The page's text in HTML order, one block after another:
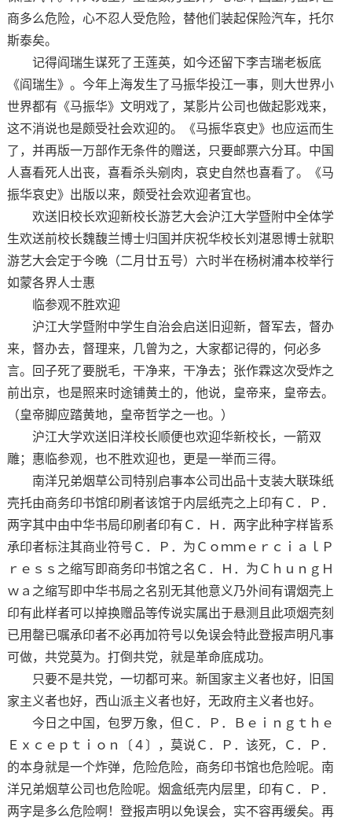
商多么危险，心不忍人受危险，替他们装起保险汽车，托尔
斯泰矣。
记得阎瑞生谋死了王莲英，如今还留下李吉瑞老板底
《阎瑞生》。今年上海发生了马振华投江一事，则大世界小
世界都有《马振华》文明戏了，某影片公司也做起影戏来，
这不消说也是颇受社会欢迎的。《马振华哀史》也应运而生
了，并再版一万部作无条件的赠送，只要邮票六分耳。中国
人喜看死人出丧，喜看杀头剜肉，哀史自然也喜看了。《马
振华哀史》出版以来，颇受社会欢迎者宜也。
欢送旧校长欢迎新校长游艺大会沪江大学暨附中全体学
生欢送前校长魏馥兰博士归国并庆祝华校长刘湛恩博士就职
游艺大会定于今晚（二月廿五号）六时半在杨树浦本校举行
如蒙各界人士惠
临参观不胜欢迎
沪江大学暨附中学生自治会启送旧迎新，督军去，督办
来，督办去，督理来，几曾为之，大家都记得的，何必多
言。回子死了要脱毛，干净来，干净去；张作霖这次受炸之
前出京，也是照来时途铺黄土的，他说，皇帝来，皇帝去。
（皇帝脚应踏黄地，皇帝哲学之一也。）
沪江大学欢送旧洋校长顺便也欢迎华新校长，一箭双
雕；惠临参观，也不胜欢迎也，更是一举而三得。
南洋兄弟烟草公司特别启事本公司出品十支装大联珠纸
壳托由商务印书馆印刷者该馆于内层纸壳之上印有Ｃ．Ｐ．
两字其中由中华书局印刷者印有Ｃ．Ｈ．两字此种字样皆系
承印者标注其商业符号Ｃ．Ｐ．为ＣｏｍｍｅｒｃｉａｌＰ
ｒｅｓｓ之缩写即商务印书馆之名Ｃ．Ｈ．为ＣｈｕｎｇＨ
ｗａ之缩写即中华书局之名别无其他意义乃外间有谓烟壳上
印有此样者可以掉换赠品等传说实属出于悬测且此项烟壳刻
已用罄已嘱承印者不必再加符号以免误会特此登报声明凡事
可做，共党莫为。打倒共党，就是革命底成功。
只要不是共党，一切都可来。新国家主义者也好，旧国
家主义者也好，西山派主义者也好，无政府主义者也好。
今日之中国，包罗万象，但Ｃ．Ｐ．Ｂｅｉｎｇｔｈｅ
Ｅｘｃｅｐｔｉｏｎ〔４〕，莫说Ｃ．Ｐ．该死，Ｃ．Ｐ．
的本身就是一个炸弹，危险危险，商务印书馆也危险呢。南
洋兄弟烟草公司也危险呢。烟盒纸壳内层里，印有Ｃ．Ｐ．
两字是多么危险啊！登报声明以免误会，实不容再缓矣。再